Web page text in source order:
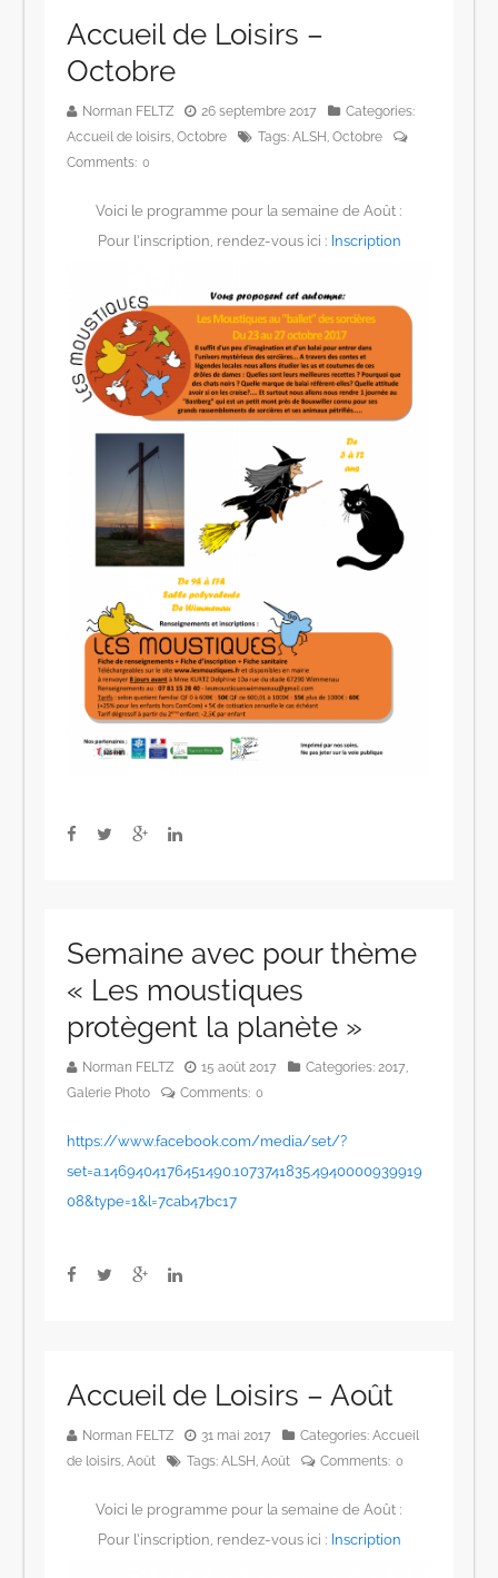
Accueil de Loisirs –
Octobre
Norman FELTZ 26 septembre 2017
Categories:
Accueil de loisirs ,Octobre Tags:ALSH ,Octobre
Comments: 0
Voici le programme pour la semaine de Août :
Pour l’inscription, rendez-vous ici : Inscription
Semaine avec pour thème
« Les moustiques
protègent la planète »
Norman FELTZ 15 août 2017 Categories:2017,
Galerie Photo
Comments: 0
https://www.facebook.com/media/set/?
set=a.1469404176451490.1073741835.4940000939919
08&type=1&l=7cab47bc17
Accueil de Loisirs – Août
Norman FELTZ 31 mai 2017 Categories:Accueil
de loisirs,Août Tags:ALSH ,Août Comments: 0
Voici le programme pour la semaine de Août :
Pour l’inscription, rendez-vous ici : Inscription